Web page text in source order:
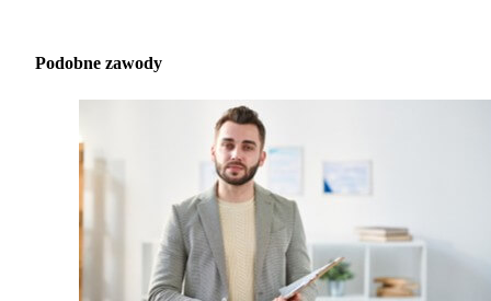
Podobne zawody